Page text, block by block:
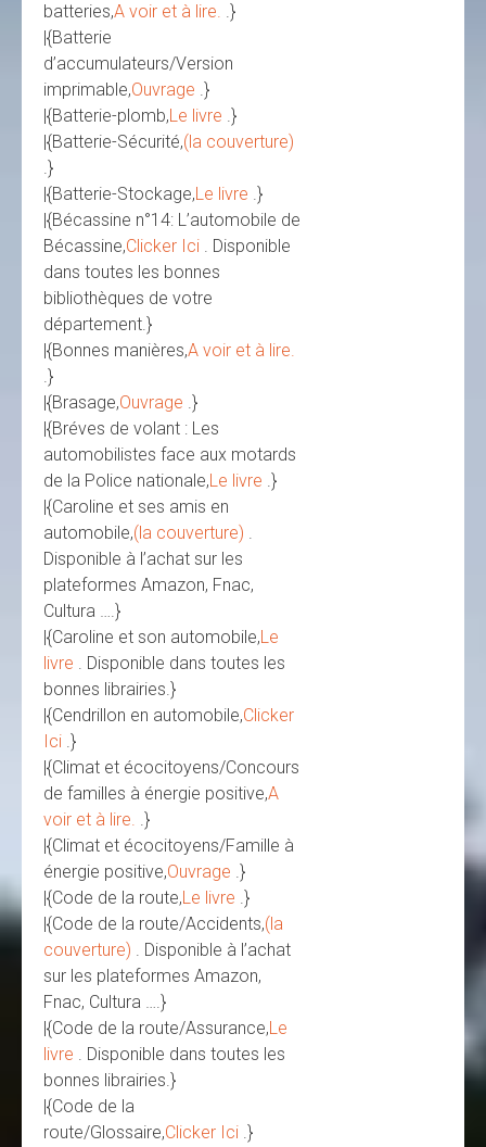
batteries,A voir et à lire. .}
|{Batterie
d’accumulateurs/Version
imprimable,Ouvrage .}
|{Batterie-plomb,Le livre .}
|{Batterie-Sécurité,(la couverture)
.}
|{Batterie-Stockage,Le livre .}
|{Bécassine n°14: L’automobile de
Bécassine,Clicker Ici . Disponible
dans toutes les bonnes
bibliothèques de votre
département.}
|{Bonnes manières,A voir et à lire.
.}
|{Brasage,Ouvrage .}
|{Bréves de volant : Les
automobilistes face aux motards
de la Police nationale,Le livre .}
|{Caroline et ses amis en
automobile,(la couverture) .
Disponible à l’achat sur les
plateformes Amazon, Fnac,
Cultura ….}
|{Caroline et son automobile,Le
livre . Disponible dans toutes les
bonnes librairies.}
|{Cendrillon en automobile,Clicker
Ici .}
|{Climat et écocitoyens/Concours
de familles à énergie positive,A
voir et à lire. .}
|{Climat et écocitoyens/Famille à
énergie positive,Ouvrage .}
|{Code de la route,Le livre .}
|{Code de la route/Accidents,(la
couverture) . Disponible à l’achat
sur les plateformes Amazon,
Fnac, Cultura ….}
|{Code de la route/Assurance,Le
livre . Disponible dans toutes les
bonnes librairies.}
|{Code de la
route/Glossaire,Clicker Ici .}